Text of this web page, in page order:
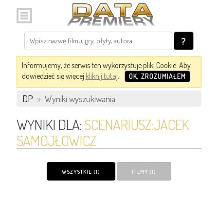
?
Informujemy, że serwis ten wykorzystuje pliki Cookie. Aby
dowiedzieć się więcej kliknij tutaj. OK, ZROZUMIAŁEM
DP » Wyniki wyszukiwania
WYNIKI DLA:SCENARIUSZ:JACEK
SAMOJŁOWICZ
WSZYSTKIE (1) FILMY (1)